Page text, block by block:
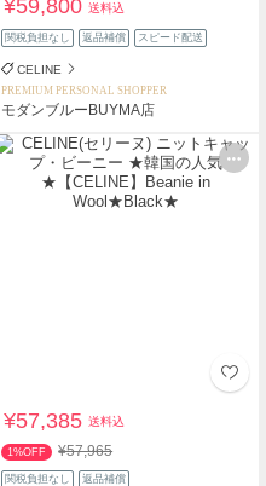
¥59,800送料込
関税負担なし 返品補償 スピード配送
CELINE
PREMIUM PERSONAL SHOPPER
モダンブルーBUYMA店
¥57,385送料込
1%OFF ¥57,965
関税負担なし 返品補償